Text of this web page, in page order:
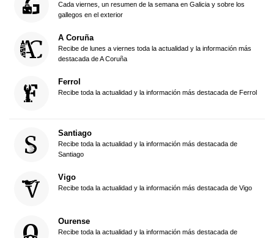
Cada viernes, un resumen de la semana en Galicia y sobre los
gallegos en el exterior
A Coruña
Recibe de lunes a viernes toda la actualidad y la información más
destacada de A Coruña
Ferrol
Recibe toda la actualidad y la información más destacada de Ferrol
Santiago
Recibe toda la actualidad y la información más destacada de
Santiago
Vigo
Recibe toda la actualidad y la información más destacada de Vigo
Ourense
Recibe toda la actualidad y la información más destacada de